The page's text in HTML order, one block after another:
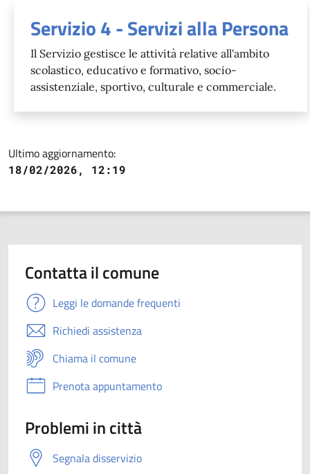
Servizio 4 - Servizi alla Persona
Il Servizio gestisce le attività relative all'ambito
scolastico, educativo e formativo, socio-
assistenziale, sportivo, culturale e commerciale.
Ultimo aggiornamento:
18/02/2026, 12:19
Contatta il comune
Leggi le domande frequenti
Richiedi assistenza
Chiama il comune
Prenota appuntamento
Problemi in città
Segnala disservizio